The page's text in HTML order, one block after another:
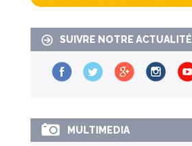
SUIVRE NOTRE ACTUALITÉ
MULTIMEDIA